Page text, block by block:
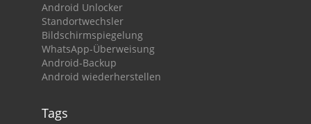
Android Unlocker
Standortwechsler
Bildschirmspiegelung
WhatsApp-Überweisung
Android-Backup
Android wiederherstellen
Tags